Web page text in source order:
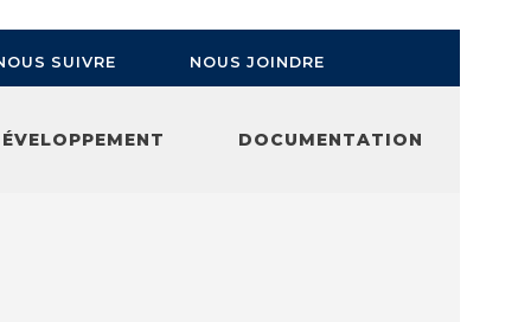
SUIVRE NOUS JOINDRE
DOCUMENTATION